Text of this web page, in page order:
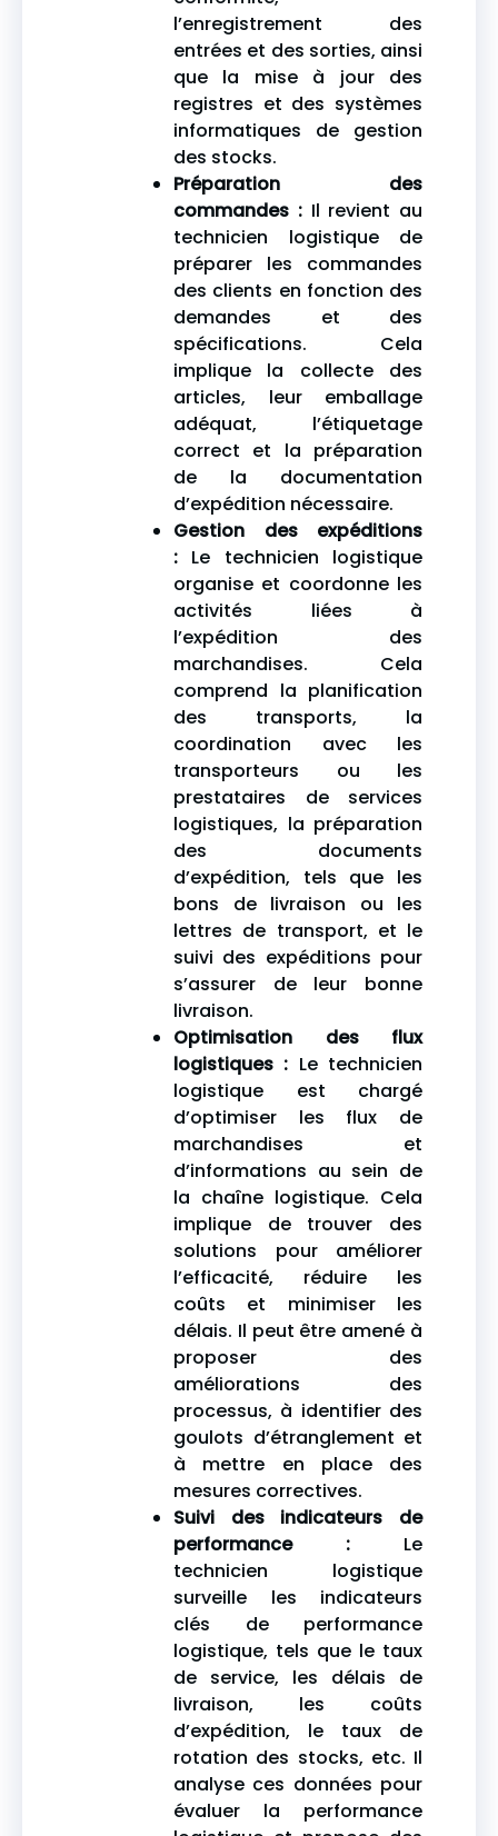
l’enregistrement des
entrées et des sorties, ainsi
que la mise à jour des
registres et des systèmes
informatiques de gestion
des stocks.
Préparation des
commandes :Il revient au
technicien logistique de
préparer les commandes
des clients en fonction des
demandes et des
spécifications. Cela
implique la collecte des
articles, leur emballage
adéquat, l’étiquetage
correct et la préparation
de la documentation
d’expédition nécessaire.
Gestion des expéditions
: Le technicien logistique
organise et coordonne les
activités liées à
l’expédition des
marchandises. Cela
comprend la planification
des transports, la
coordination avec les
transporteurs ou les
prestataires de services
logistiques, la préparation
des documents
d’expédition, tels que les
bons de livraison ou les
lettres de transport, et le
suivi des expéditions pour
s’assurer de leur bonne
livraison.
Optimisation des flux
logistiques : Le technicien
logistique est chargé
d’optimiser les flux de
marchandises et
d’informations au sein de
la chaîne logistique. Cela
implique de trouver des
solutions pour améliorer
l’efficacité, réduire les
coûts et minimiser les
délais. Il peut être amené à
proposer des
améliorations des
processus, à identifier des
goulots d’étranglement et
à mettre en place des
mesures correctives.
Suivi des indicateurs de
performance : Le
technicien logistique
surveille les indicateurs
clés de performance
logistique, tels que le taux
de service, les délais de
livraison, les coûts
d’expédition, le taux de
rotation des stocks, etc. Il
analyse ces données pour
évaluer la performance